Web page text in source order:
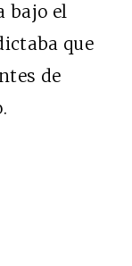
bajo el
que
de